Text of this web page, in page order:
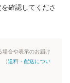
確認してくださ
合や表示のお届け
（送料・配送につい